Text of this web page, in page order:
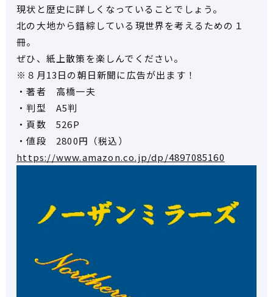
現状と歴史に詳しくなっていることでしょう。
北の大地から錯綜している現世界を考えるための１
冊。
ぜひ、紙上散策を楽しんでください。
※８月13日の朝日新聞に広告が出ます！
・著者 高橋一夫
・判型 A5判
・頁数 526P
・値段 2800円（税込）
https://www.amazon.co.jp/dp/4897085160